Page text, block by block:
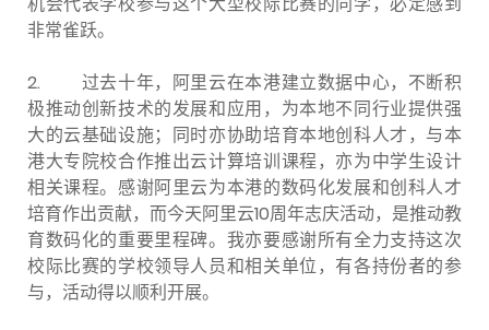
非常雀跃。
2. 过去十年，阿里云在本港建立数据中心，不断积
极推动创新技术的发展和应用，为本地不同行业提供强
大的云基础设施；同时亦协助培育本地创科人才，与本
港大专院校合作推出云计算培训课程，亦为中学生设计
相关课程。感谢阿里云为本港的数码化发展和创科人才
培育作出贡献，而今天阿里云10周年志庆活动，是推动教
育数码化的重要里程碑。我亦要感谢所有全力支持这次
校际比赛的学校领导人员和相关单位，有各持份者的参
与，活动得以顺利开展。